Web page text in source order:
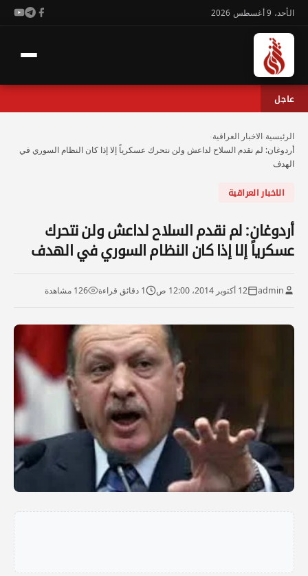
الأحد، 9 أغسطس 2026
عاجل
الرئيسية الاخبار العراقية
أردوغان: لم نقدم السلاح لداعش ولن نتحرك عسكرياً إلا إذا كان النظام السوري في
الهدف
الاخبار العراقية
أردوغان: لم نقدم السلاح لداعش ولن نتحرك
عسكرياً إلا إذا كان النظام السوري في الهدف
admin 12 أكتوبر 2014، 12:00 ص 1 دقائق قراءة 126 مشاهدة